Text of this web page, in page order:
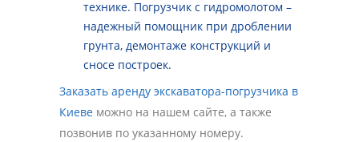
технике. Погрузчик с гидромолотом –
надежный помощник при дроблении
грунта, демонтаже конструкций и
сносе построек.
Заказать аренду экскаватора-погрузчика в
Киеве можно на нашем сайте, а также
позвонив по указанному номеру.